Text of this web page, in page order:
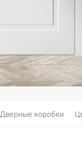
Дверные коробки